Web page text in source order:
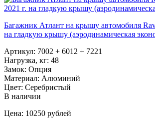
Багажник Атлант на крышу автомобиля
на гладкую крышу (аэродинамическая
Артикул: 7002 + 6012 + 7221
Нагрузка, кг: 48
Замок: Опция
Материал: Алюминий
Цвет: Серебристый
В наличии
Цена: 10250 рублей